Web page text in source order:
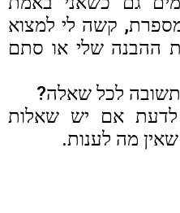
קשה לי למצוא
ההבנה שלי או סתם
תשובה לכל שאלה?
אם יש שאלות
מה לענות.